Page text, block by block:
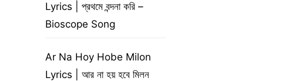
Lyrics | প্রথমে বন্দনা করি –
Bioscope Song
Ar Na Hoy Hobe Milon
Lyrics | আর না হয় হবে মিলন